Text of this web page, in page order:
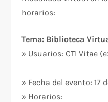
horarios:
Tema: Biblioteca
» Usuarios: CTI Vitae
» Fecha del evento: 17
» Horarios: